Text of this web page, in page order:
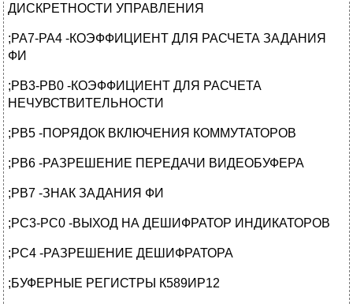
ДИСКРЕТНОСТИ УПРАВЛЕНИЯ
;PA7-PA4 -КОЭФФИЦИЕНТ ДЛЯ РАСЧЕТА ЗАДАНИЯ
ФИ
;PB3-PB0 -КОЭФФИЦИЕНТ ДЛЯ РАСЧЕТА
НЕЧУВСТВИТЕЛЬНОСТИ
;PB5 -ПОРЯДОК ВКЛЮЧЕНИЯ КОММУТАТОРОВ
;PB6 -РАЗРЕШЕНИЕ ПЕРЕДАЧИ ВИДЕОБУФЕРА
;PB7 -ЗНАК ЗАДАНИЯ ФИ
;PC3-PC0 -ВЫХОД НА ДЕШИФРАТОР ИНДИКАТОРОВ
;PC4 -РАЗРЕШЕНИЕ ДЕШИФРАТОРА
;БУФЕРНЫЕ РЕГИСТРЫ К589ИР12